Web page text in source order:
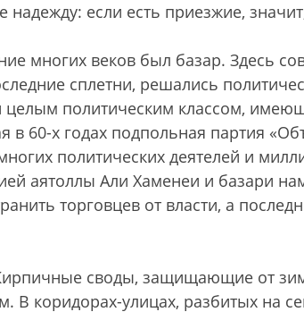
если есть приезжие,
многих веков был базар. Здесь
сплетни, решались
целым политическим классом,
в 60-х годах подпольная партия
политических деятелей и
аятоллы Али Хаменеи и базари
торговцев от власти, а
своды, защищающие от
В коридорах-улицах, разбитых на